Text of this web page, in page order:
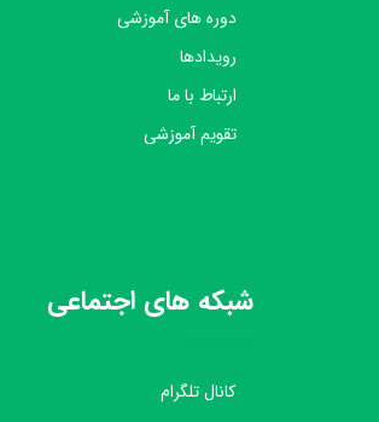
دوره های آموزشی
رویدادها
ارتباط با ما
تقویم آموزشی
شبکه های اجتماعی
کانال تلگرام